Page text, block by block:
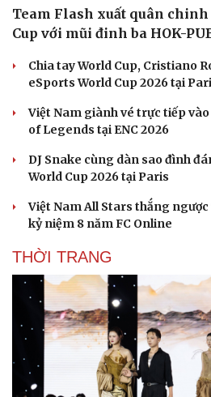
Văn hóa
Sân khấu - Điện ảnh
Văn học
Âm nhạc
Di sản
Team Flash xuất quân
Cup với mũi đinh ba HOK-
Chia tay World Cup, Cristiano
eSports World Cup 2026 tại
Việt Nam giành vé trực tiếp
of Legends tại ENC 2026
DJ Snake cùng dàn sao đình
World Cup 2026 tại Paris
Việt Nam All Stars thắng
kỷ niệm 8 năm FC Online
THỜI TRANG